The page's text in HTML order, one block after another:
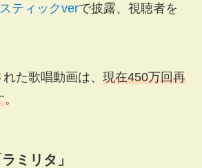
ティックverで披露、視聴者を
た歌唱動画は、 現在450万回再
。
ミリタ」